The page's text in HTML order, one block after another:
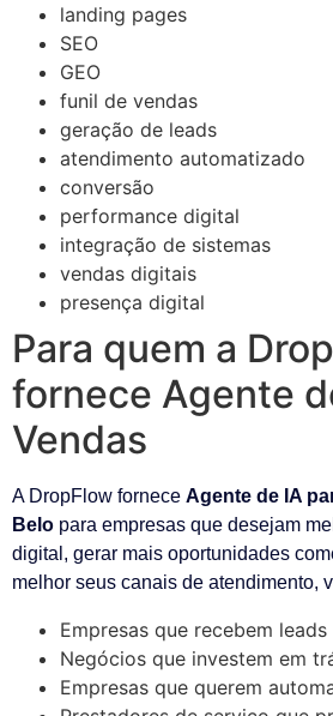
landing pages
SEO
GEO
funil de vendas
geração de leads
atendimento automatizado
conversão
performance digital
integração de sistemas
vendas digitais
presença digital
Para quem a
fornece Agente
Vendas
A DropFlow fornece Agente de IA
Belo para empresas que desejam
digital, gerar mais oportunidades
melhor seus canais de atendimento,
Empresas que recebem
Negócios que investem em
Empresas que querem